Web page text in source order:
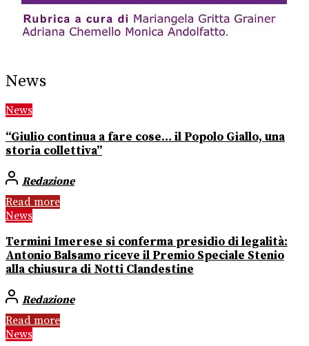
News
News
“Giulio continua a fare cose… il Popolo Giallo, una
storia collettiva”
Redazione
Read more
News
Termini Imerese si conferma presidio di legalità:
Antonio Balsamo riceve il Premio Speciale Stenio
alla chiusura di Notti Clandestine
Redazione
Read more
News